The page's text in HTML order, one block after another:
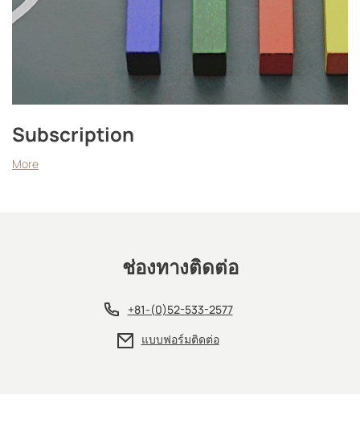
Subscription
More
ช่องทางติดต่อ
+81-(0)52-533-2577
แบบฟอร์มติดต่อ